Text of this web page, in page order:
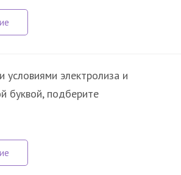
электролиза и
буквой, подберите